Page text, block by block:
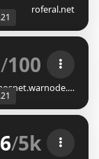
roferal.net
ѕᴜʀᴠɪᴠᴀʟ
/100
26.2
/5k